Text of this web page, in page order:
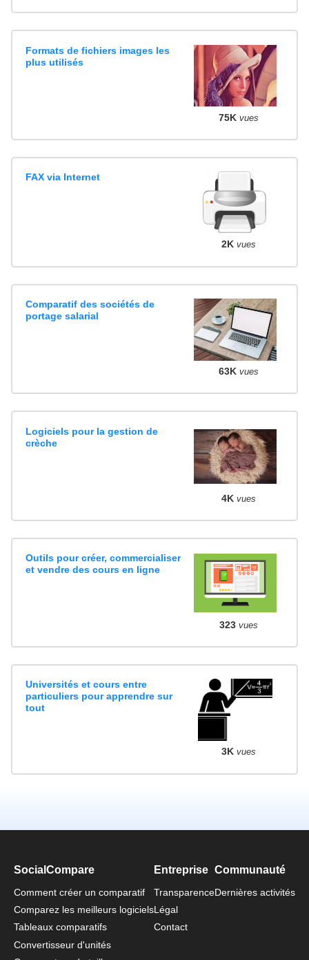
Formats de fichiers images les
plus utilisés
75K vues
FAX via Internet
2K vues
Comparatif des sociétés de
portage salarial
63K vues
Logiciels pour la gestion de
crèche
4K vues
Outils pour créer, commercialiser
et vendre des cours en ligne
323 vues
Universités et cours entre
particuliers pour apprendre sur
tout
3K vues
SocialCompare
Comment créer un comparatif
Comparez les meilleurs logiciels
Tableaux comparatifs
Convertisseur d'unités
Entreprise
Transparence
Légal
Contact
Communauté
Dernières activités